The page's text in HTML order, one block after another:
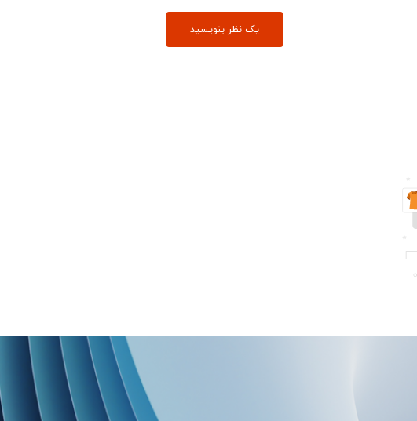
یک نظر بنویسید